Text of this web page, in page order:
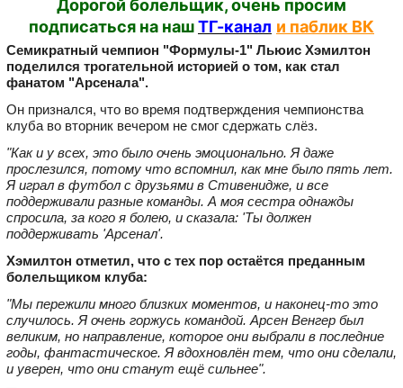
Дорогой болельщик, очень просим
подписаться на нашТГ-канал и паблик ВК
Семикратный чемпион "Формулы‑1" Льюис Хэмилтон
поделился трогательной историей о том, как стал
фанатом "Арсенала".
Он признался, что во время подтверждения чемпионства
клуба во вторник вечером не смог сдержать слёз.
"Как и у всех, это было очень эмоционально. Я даже
прослезился, потому что вспомнил, как мне было пять лет.
Я играл в футбол с друзьями в Стивенидже, и все
поддерживали разные команды. А моя сестра однажды
спросила, за кого я болею, и сказала: 'Ты должен
поддерживать 'Арсенал'.
Хэмилтон отметил, что с тех пор остаётся преданным
болельщиком клуба:
"Мы пережили много близких моментов, и наконец-то это
случилось. Я очень горжусь командой. Арсен Венгер был
великим, но направление, которое они выбрали в последние
годы, фантастическое. Я вдохновлён тем, что они сделали,
и уверен, что они станут ещё сильнее".